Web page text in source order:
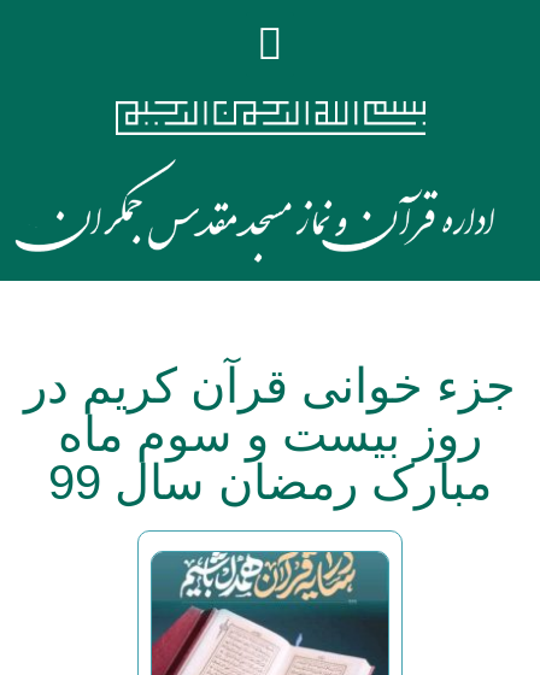
جزء خوانی قرآن کریم در
روز بیست و سوم ماه
مبارک رمضان سال 99